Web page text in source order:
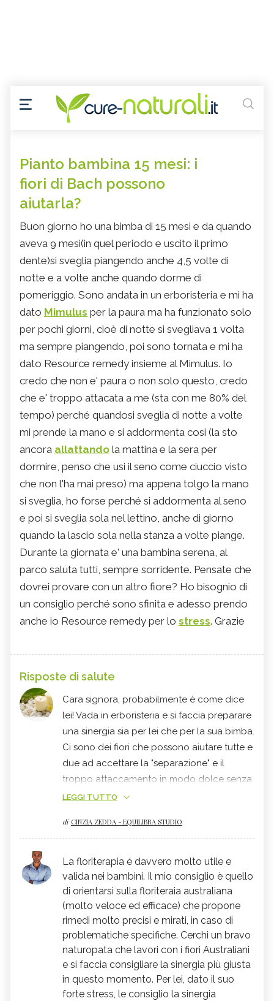
Pianto bambina 15 mesi: i
fiori di Bach possono
aiutarla?
Buon giorno ho una bimba di 15 mesi e da quando
aveva 9 mesi(in quel periodo e uscito il primo
dente)si sveglia piangendo anche 4,5 volte di
notte e a volte anche quando dorme di
pomeriggio. Sono andata in un erboristeria e mi ha
dato Mimulus per la paura ma ha funzionato solo
per pochi giorni, cioè di notte si svegliava 1 volta
ma sempre piangendo, poi sono tornata e mi ha
dato Resource remedy insieme al Mimulus. Io
credo che non e' paura o non solo questo, credo
che e' troppo attacata a me (sta con me 80% del
tempo) perché quandosi sveglia di notte a volte
mi prende la mano e si addormenta cosi (la sto
ancora allattando la mattina e la sera per
dormire, penso che usi il seno come ciuccio visto
che non l'ha mai preso) ma appena tolgo la mano
si sveglia, ho forse perché si addormenta al seno
e poi si sveglia sola nel lettino, anche di giorno
quando la lascio sola nella stanza a volte piange.
Durante la giornata e' una bambina serena, al
parco saluta tutti, sempre sorridente. Pensate che
dovrei provare con un altro fiore? Ho bisognio di
un consiglio perché sono sfinita e adesso prendo
anche io Resource remedy per lo stress. Grazie
Risposte di salute
Cara signora, probabilmente è come dice
lei! Vada in erboristeria e si faccia preparare
una sinergia sia per lei che per la sua bimba.
Ci sono dei fiori che possono aiutare tutte e
due ad accettare la "separazione" e il
troppo attaccamento in modo dolce senza
traumi. Per lei, aggiunga anche nella
emotivamente e fisicamente a terra. Non le
alcune informazioni preziose per esserle
davvero di aiuto ma la sua erborista
l'aiuterà di sicuro al meglio.. Cordiali saluti.
Cinzia ZeddaNaturopata
LEGGI TUTTO
di CINZIA ZEDDA - EQUILIBRA STUDIO
La floriterapia é davvero molto utile e
valida nei bambini. Il mio consiglio è quello
di orientarsi sulla floriteraia australiana
(molto veloce ed efficace) che propone
rimedi molto precisi e mirati, in caso di
problematiche specifiche. Cerchi un bravo
naturopata che lavori con i fiori Australiani
e si faccia consigliare la sinergia più giusta
in questo momento. Per lei, dato il suo
forte stress, le consiglio la sinergia